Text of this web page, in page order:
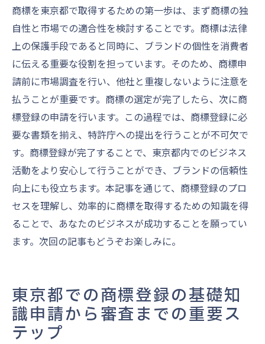
商標を東京都で取得するための第一歩は、まず商標の独
自性と市場での適合性を検討することです。商標は法律
上の保護手段であると同時に、ブランドの個性を消費者
に伝える重要な役割を担っています。そのため、商標申
請前に市場調査を行い、他社と重複しないように注意を
払うことが重要です。商標の選定が完了したら、次に商
標登録の申請を行います。この過程では、商標登録に必
要な書類を揃え、特許庁への提出を行うことが不可欠で
す。商標登録が完了することで、東京都内でのビジネス
活動をより安心して行うことができ、ブランドの信頼性
向上にも役立ちます。本記事を通じて、商標登録のプロ
セスを理解し、効率的に商標を取得するための知識を得
ることで、あなたのビジネスが成功することを願ってい
ます。次回の記事もどうぞお楽しみに。
東京都での商標登録の基礎知
識申請から審査までの重要ス
テップ